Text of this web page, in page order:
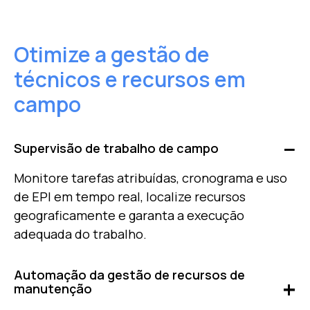
Otimize a gestão de
técnicos e recursos em
campo
Supervisão de trabalho de campo
Monitore tarefas atribuídas, cronograma e uso
de EPI em tempo real, localize recursos
geograficamente e garanta a execução
adequada do trabalho.
Automação da gestão de recursos de
manutenção